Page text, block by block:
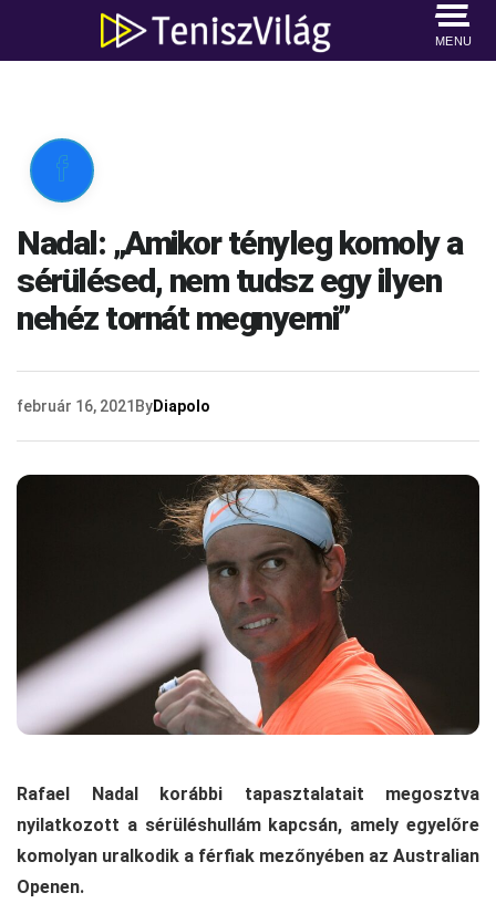
MENU

Nadal: „Amikor tényleg komoly a
sérülésed, nem tudsz egy ilyen
nehéz tornát megnyerni”
február 16, 2021 ByDiapolo
Rafael Nadal korábbi tapasztalatait megosztva
nyilatkozott a sérüléshullám kapcsán, amely egyelőre
komolyan uralkodik a férfiak mezőnyében az Australian
Openen.